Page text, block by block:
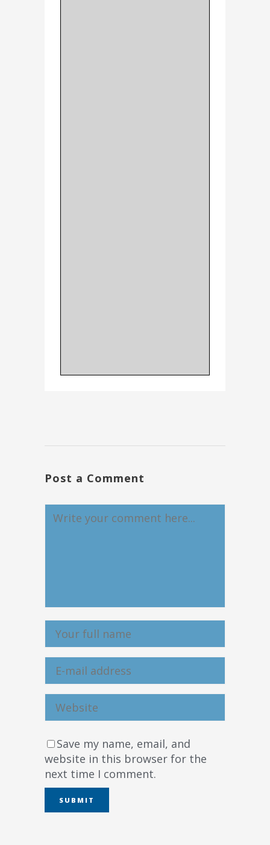
Post a Comment
Save my name, email, and
website in this browser for the
next time I comment.